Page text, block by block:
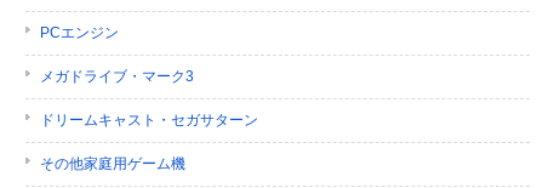
PCエンジン
メガドライブ・マーク3
ドリームキャスト・セガサターン
その他家庭用ゲーム機